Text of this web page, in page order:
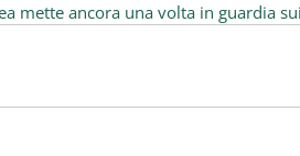
mette ancora una volta in guardia